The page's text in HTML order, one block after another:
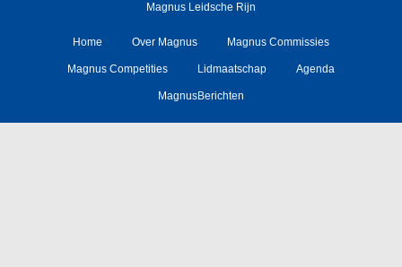
Magnus Leidsche Rijn
Home Over Magnus Magnus Commissies
Magnus Competities Lidmaatschap Agenda
MagnusBerichten